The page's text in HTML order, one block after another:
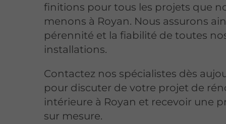
finitions pour tous les projets que
menons à Royan. Nous assurons
pérennité et la fiabilité de toutes
installations.
Contactez nos spécialistes dès
pour discuter de votre projet de
intérieure à Royan et recevoir une
sur mesure.